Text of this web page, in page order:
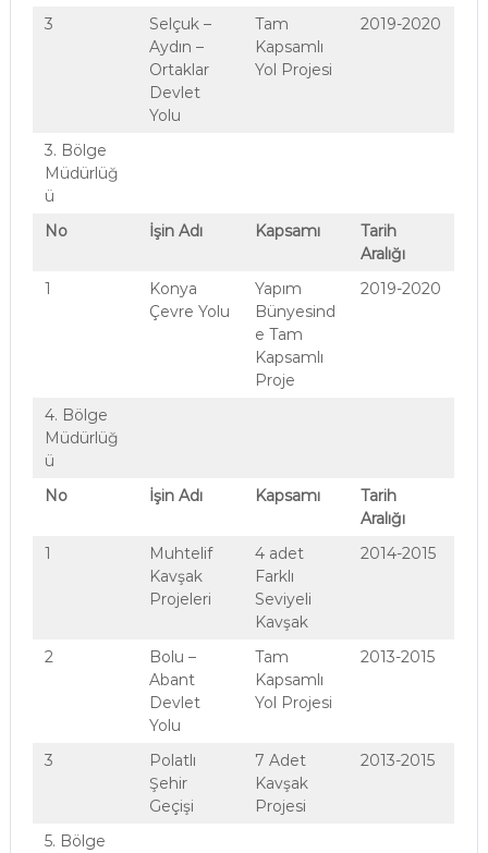
3
Selçuk –
Aydın –
Ortaklar
Devlet
Yolu
Tam
Kapsamlı
Yol Projesi
2019-2020
3. Bölge
Müdürlüğ
ü
No
İşin Adı Kapsamı
Tarih
Aralığı
1
Konya
Çevre Yolu
Yapım
Bünyesind
e Tam
Kapsamlı
Proje
2019-2020
4. Bölge
Müdürlüğ
ü
No
İşin Adı Kapsamı
Tarih
Aralığı
1
Muhtelif
Kavşak
Projeleri
4 adet
Farklı
Seviyeli
Kavşak
2014-2015
2
Bolu –
Abant
Devlet
Yolu
Tam
Kapsamlı
Yol Projesi
2013-2015
3
Polatlı
Şehir
Geçişi
7 Adet
Kavşak
Projesi
2013-2015
5. Bölge